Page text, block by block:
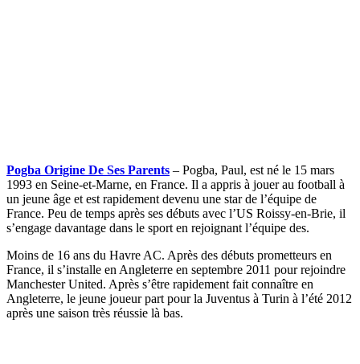
Pogba Origine De Ses Parents – Pogba, Paul, est né le 15 mars
1993 en Seine-et-Marne, en France. Il a appris à jouer au football à
un jeune âge et est rapidement devenu une star de l’équipe de
France. Peu de temps après ses débuts avec l’US Roissy-en-Brie, il
s’engage davantage dans le sport en rejoignant l’équipe des.
Moins de 16 ans du Havre AC. Après des débuts prometteurs en
France, il s’installe en Angleterre en septembre 2011 pour rejoindre
Manchester United. Après s’être rapidement fait connaître en
Angleterre, le jeune joueur part pour la Juventus à Turin à l’été 2012
après une saison très réussie là bas.